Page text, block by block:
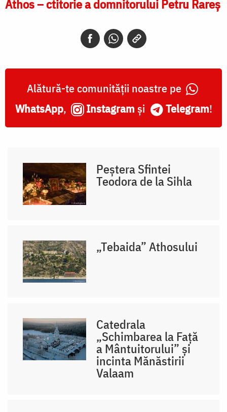
Athos – ctitorie a domnitorului Petru Rareş
Alătură-te comunității noastre pe
WhatsApp, Instagram și Telegram!
Peștera Sfintei
Teodora de la Sihla
„Tebaida” Athosului
Catedrala
„Schimbarea la Față
a Mântuitorului” și
incinta Mănăstirii
Valaam